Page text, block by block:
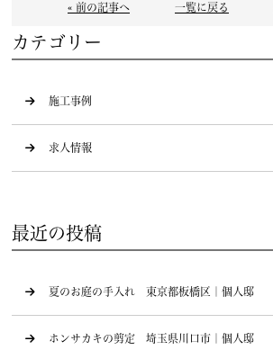
« 前の記事へ 一覧に戻る
カテゴリー
施工事例
求人情報
最近の投稿
夏のお庭の手入れ 東京都板橋区｜個人邸
ホンサカキの剪定 埼玉県川口市｜個人邸